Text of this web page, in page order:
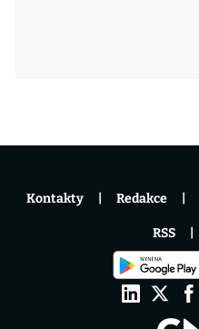
Kontakty Redakce
RSS